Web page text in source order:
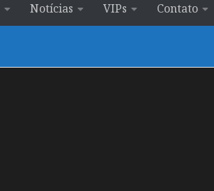
Notícias VIPs Contato